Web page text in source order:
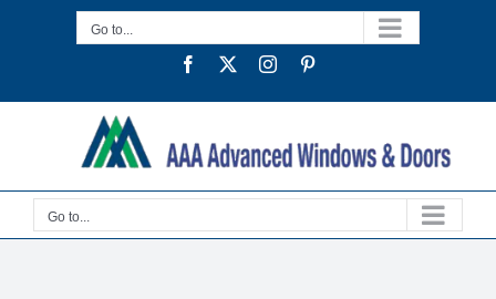
Go to...
Facebook
TwitterInstagram
Go to...